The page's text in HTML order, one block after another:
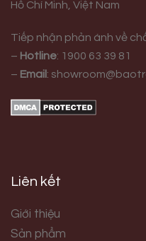
Hồ Chí Minh, Việt Nam
Tiếp nhận phản ánh về
– Hotline: 1900 63 39 81
– Email:
Liên kết
Giới thiệu
Sản phẩm